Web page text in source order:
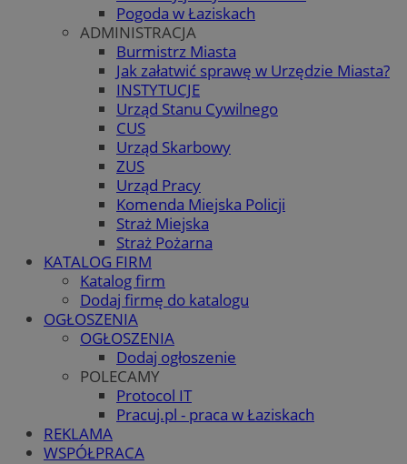
Pogoda w Łaziskach
ADMINISTRACJA
Burmistrz Miasta
Jak załatwić sprawę w Urzędzie Miasta?
INSTYTUCJE
Urząd Stanu Cywilnego
CUS
Urząd Skarbowy
ZUS
Urząd Pracy
Komenda Miejska Policji
Straż Miejska
Straż Pożarna
KATALOG FIRM
Katalog firm
Dodaj firmę do katalogu
OGŁOSZENIA
OGŁOSZENIA
Dodaj ogłoszenie
POLECAMY
Protocol IT
Pracuj.pl - praca w Łaziskach
REKLAMA
WSPÓŁPRACA